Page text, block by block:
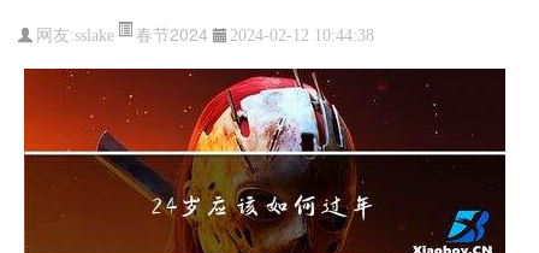
网友:sslake 春节2024 2024-02-12 10:44:38